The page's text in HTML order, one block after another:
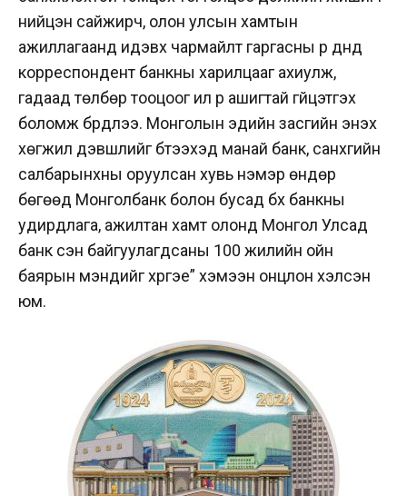
нийцэн сайжирч, олон улсын хамтын
ажиллагаанд идэвх чармайлт гаргасны үр дүнд
корреспондент банкны харилцааг ахиулж,
гадаад төлбөр тооцоог илүү үр ашигтай гүйцэтгэх
боломж бүрдлээ. Монголын эдийн засгийн энэхүү
хөгжил дэвшлийг бүтээхэд манай банк, санхүүгийн
салбарынхны оруулсан хувь нэмэр өндөр
бөгөөд Монголбанк болон бусад бүх банкны
удирдлага, ажилтан хамт олонд Монгол Улсад
банк үүсэн байгуулагдсаны 100 жилийн ойн
баярын мэндийг хүргэе” хэмээн онцлон хэлсэн
юм.